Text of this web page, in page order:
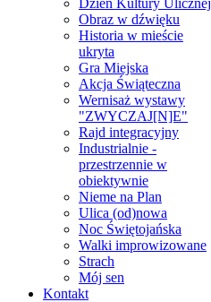
Dzień Kultury Ulicznej
Obraz w dźwięku
Historia w mieście
ukryta
Gra Miejska
Akcja Świąteczna
Wernisaż wystawy
"ZWYCZAJ[N]E"
Rajd integracyjny
Industrialnie -
przestrzennie w
obiektywnie
Nieme na Plan
Ulica (od)nowa
Noc Świętojańska
Walki improwizowane
Strach
Mój sen
Kontakt